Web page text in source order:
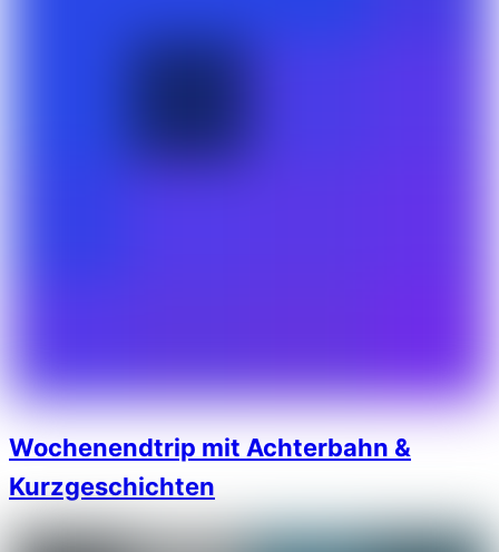
Wochenendtrip mit Achterbahn &
Kurzgeschichten